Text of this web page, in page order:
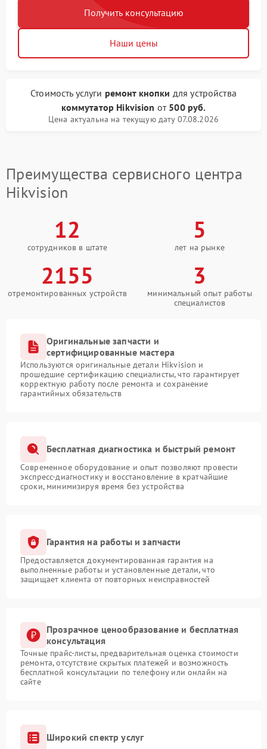
Получить консультацию
Наши цены
Стоимость услуги ремонт кнопки для устройства
коммутатор Hikvision от 500 руб.
Цена актуальна на текущую дату 07.08.2026
Преимущества сервисного центра
Hikvision
12
сотрудников в штате
5
лет на рынке
2155
отремонтированных устройств
3
минимальный опыт работы
специалистов
Оригинальные запчасти и
сертифицированные мастера
Используются оригинальные детали Hikvision и
прошедшие сертификацию специалисты, что гарантирует
корректную работу после ремонта и сохранение
гарантийных обязательств
Бесплатная диагностика и быстрый ремонт
Современное оборудование и опыт позволяют провести
экспресс-диагностику и восстановление в кратчайшие
сроки, минимизируя время без устройства
Гарантия на работы и запчасти
Предоставляется документированная гарантия на
выполненные работы и установленные детали, что
защищает клиента от повторных неисправностей
Прозрачное ценообразование и бесплатная
консультация
Точные прайс-листы, предварительная оценка стоимости
ремонта, отсутствие скрытых платежей и возможность
бесплатной консультации по телефону или онлайн на
сайте
Широкий спектр услуг